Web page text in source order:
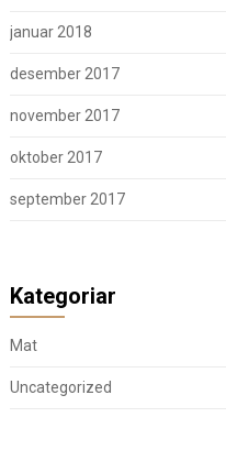
januar 2018
desember 2017
november 2017
oktober 2017
september 2017
Kategoriar
Mat
Uncategorized